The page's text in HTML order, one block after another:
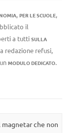
, PER LE SCUOLE,
il
a tuttiSULLA
redazione refusi,
MODULO DEDICATO.
magnetar che non